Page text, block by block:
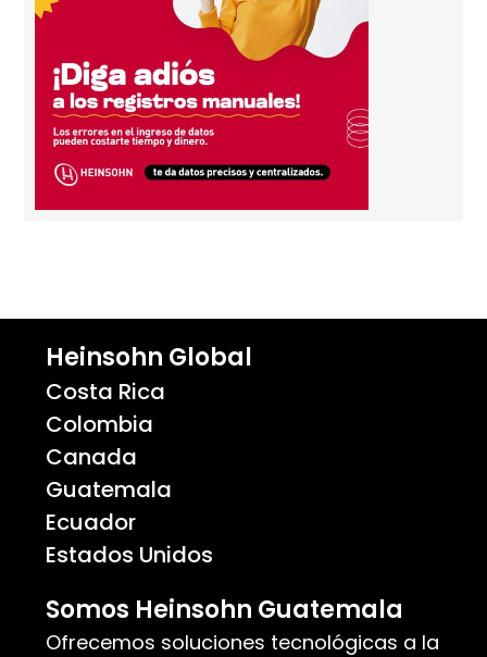
Heinsohn Global
Costa Rica
Colombia
Canada
Guatemala
Ecuador
Estados Unidos
Somos Heinsohn Guatemala
Ofrecemos soluciones tecnológicas a la